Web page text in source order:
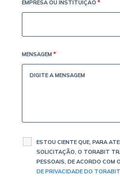
EMPRESA OU INSTITUIÇÃO *
MENSAGEM *
ESTOU CIENTE QUE, PARA
SOLICITAÇÃO, O TORABIT
PESSOAIS, DE ACORDO COM
DE PRIVACIDADE DO TORABIT